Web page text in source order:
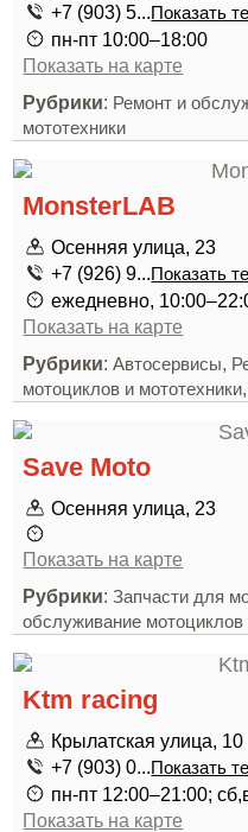
+7 (903) 5...Показать
пн-пт 10:00–18:00
Показать на карте
Рубрики: Ремонт и
мототехники
MonsterLAB
Осенняя улица, 23
+7 (926) 9...Показать
ежедневно,
Показать на карте
Рубрики:Автосервисы,
мотоциклов и мототехники,
Save Moto
Осенняя улица, 23
Показать на карте
Рубрики:Запчасти для
обслуживание мотоциклов
Ktm racing
Крылатская улица, 10
+7 (903) 0...Показать
пн-пт 12:00–21:00;
Показать на карте